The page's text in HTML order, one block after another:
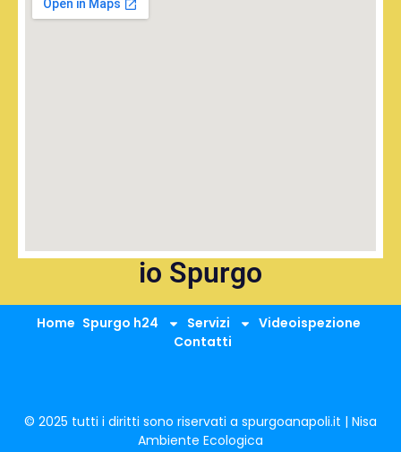
io Spurgo
Home Spurgo h24 Servizi
Videoispezione
Contatti
© 2025 tutti i diritti sono riservati a spurgoanapoli.it | Nisa
Ambiente Ecologica